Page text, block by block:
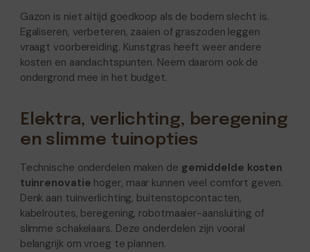
Gazon is niet altijd goedkoop als de bodem slecht is.
Egaliseren, verbeteren, zaaien of graszoden leggen
vraagt voorbereiding. Kunstgras heeft weer andere
kosten en aandachtspunten. Neem daarom ook de
ondergrond mee in het budget.
Elektra, verlichting, beregening
en slimme tuinopties
Technische onderdelen maken de gemiddelde kosten
tuinrenovatie hoger, maar kunnen veel comfort geven.
Denk aan tuinverlichting, buitenstopcontacten,
kabelroutes, beregening, robotmaaier-aansluiting of
slimme schakelaars. Deze onderdelen zijn vooral
belangrijk om vroeg te plannen.